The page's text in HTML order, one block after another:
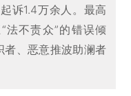
诉1.4万余人。最高
法不责众”的错误倾
者、恶意推波助澜者